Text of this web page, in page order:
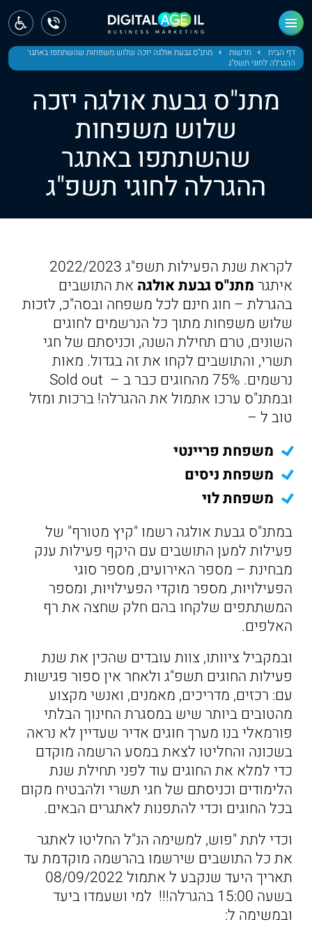
דף הבית חדשות
מתנ"ס גבעת אולגה יזכה שלוש משפחות שהשתתפו באתגר
ההגרלה לחוגי תשפ"ג
מתנ"ס גבעת אולגה יזכה
שלוש משפחות
שהשתתפו באתגר
ההגרלה לחוגי תשפ"ג
לקראת שנת הפעילות תשפ"ג 2022/2023
איתגרמתנ"ס גבעת אולגה את התושבים
בהגרלת – חוג חינם לכל משפחה ובסה"כ, לזכות
שלוש משפחות מתוך כל הנרשמים לחוגים
השונים, טרם תחילת השנה, וכניסתם של חגי
תשרי, והתושבים לקחו את זה בגדול. מאות
נרשמים. 75% מהחוגים כבר ב – Sold out
ובמתנ"ס ערכו אתמול את ההגרלה! ברכות ומזל
טוב ל –
משפחת פריינטי
משפחת ניסים
משפחת לוי
במתנ"ס גבעת אולגה רשמו "קיץ מטורף" של
פעילות למען התושבים עם היקף פעילות ענק
מבחינת – מספר האירועים, מספר סוגי
הפעילויות, מספר מוקדי הפעילויות, ומספר
המשתתפים שלקחו בהם חלק שחצה את רף
האלפים.
ובמקביל ציוותו, צוות עובדים שהכין את שנת
פעילות החוגים תשפ"ג ולאחר אין ספור פגישות
עם: רכזים, מדריכים, מאמנים, ואנשי מקצוע
מהטובים ביותר שיש במסגרת החינוך הבלתי
פורמאלי בנו מערך חוגים אדיר שעדיין לא נראה
בשכונה והחליטו לצאת במסע הרשמה מוקדם
כדי למלא את החוגים עוד לפני תחילת שנת
הלימודים וכניסתם של חגי תשרי ולהבטיח מקום
בכל החוגים וכדי להתפנות לאתגרים הבאים.
וכדי לתת "פוש, למשימה הנ"ל החליטו לאתגר
את כל התושבים שירשמו בהרשמה מוקדמת עד
תאריך היעד שנקבע ל אתמול 08/09/2022
בשעה 15:00 בהגרלה!!! למי ושעמדו ביעד
ובמשימה ל:
ראשי
חדשות
מחוז חיפה
מחוז מרכז
מחוז דרום